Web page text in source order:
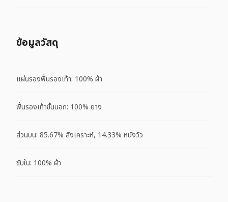
ข้อมูลวัสดุ
แผ่นรองพื้นรองเท้า: 100% ผ้า
พื้นรองเท้าชั้นนอก: 100% ยาง
ส่วนบน: 85.67% สังเคราะห์, 14.33% หนังวัว
ซับใน: 100% ผ้า